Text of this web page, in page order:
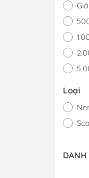
Loại
DANH